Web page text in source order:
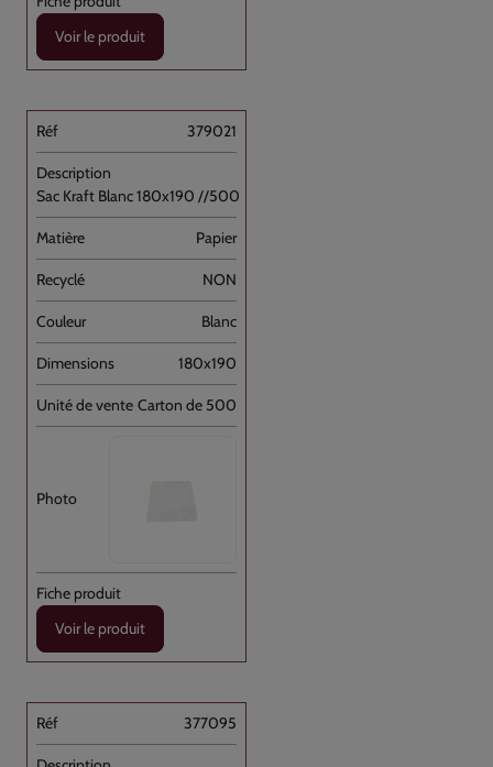
Voir le produit
379021
Sac Kraft Blanc 180x190 //500
Papier
NON
Blanc
180x190
Carton de 500
Voir le produit
377095